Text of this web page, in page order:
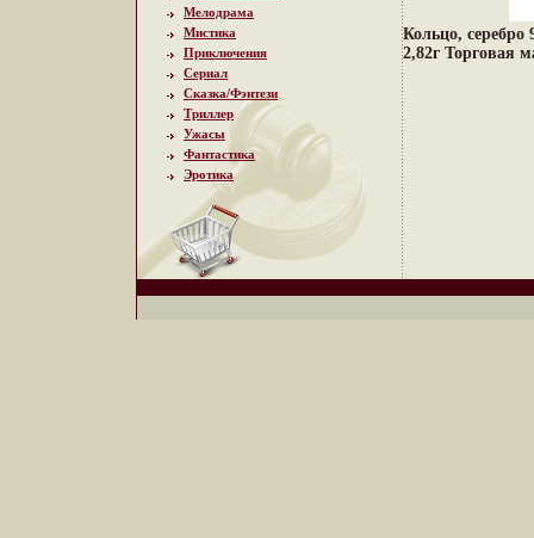
Мелодрама
Мистика
Приключения
Сериал
Сказка/Фэнтези
Триллер
Ужасы
Фантастика
Эротика
Кольцо, серебро
2,82г Торговая